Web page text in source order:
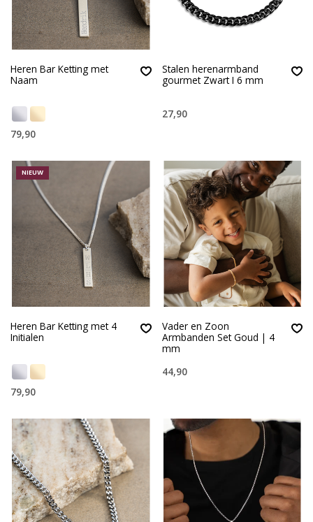
Heren Bar Ketting met
Naam
79,90
Stalen herenarmband
gourmet Zwart I 6 mm
27,90
NIEUW
Heren Bar Ketting met 4
Initialen
79,90
Vader en Zoon
Armbanden Set Goud | 4
mm
44,90